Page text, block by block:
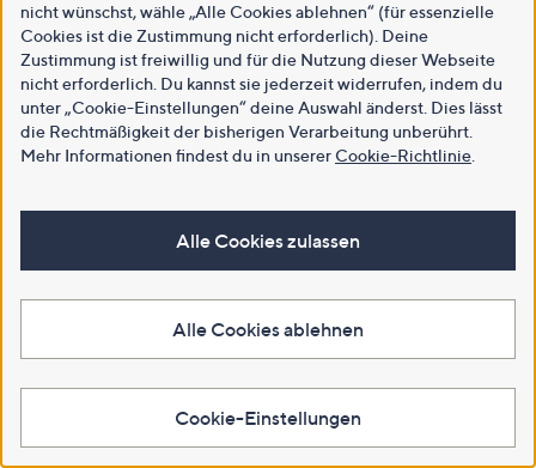
nicht wünschst, wähle „Alle Cookies ablehnen“ (für essenzielle
Cookies ist die Zustimmung nicht erforderlich). Deine
Zustimmung ist freiwillig und für die Nutzung dieser Webseite
nicht erforderlich. Du kannst sie jederzeit widerrufen, indem du
unter „Cookie-Einstellungen“ deine Auswahl änderst. Dies lässt
die Rechtmäßigkeit der bisherigen Verarbeitung unberührt.
Mehr Informationen findest du in unsererCookie-Richtlinie
Alle Cookies zulassen
Alle Cookies ablehnen
Cookie-Einstellungen